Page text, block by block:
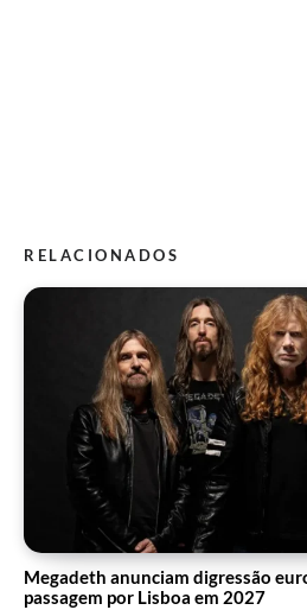
RELACIONADOS
Megadeth anunciam digressão
passagem por Lisboa em 2027